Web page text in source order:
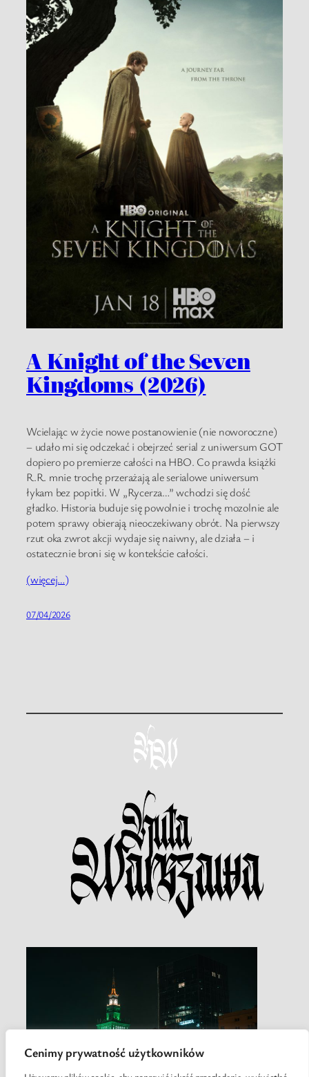
Cenimy prywatność użytkowników
A Knight of the Seven
Kingdoms (2026)
Wcielając w życie nowe postanowienie (nie noworoczne)
– udało mi się odczekać i obejrzeć serial z uniwersum GOT
dopiero po premierze całości na HBO. Co prawda książki
R.R. mnie trochę przerażają ale serialowe uniwersum
łykam bez popitki. W „Rycerza…” wchodzi się dość
gładko. Historia buduje się powolnie i trochę mozolnie ale
potem sprawy obierają nieoczekiwany obrót. Na pierwszy
rzut oka zwrot akcji wydaje się naiwny, ale działa – i
ostatecznie broni się w kontekście całości.
(więcej…)
07/04/2026